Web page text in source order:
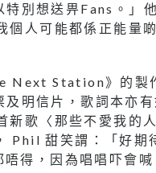
別想送畀Fans。」
人可能都係正能量
Next Station》的製
明信片，歌詞本亦
新歌〈那些不愛我
Phil 甜笑謂：「好期
得，因為唱唱吓會喊